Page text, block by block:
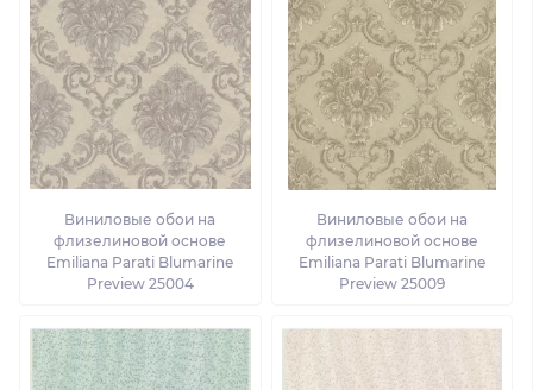
Виниловые обои на
флизелиновой основе
Emiliana Parati Blumarine
Preview 25004
Виниловые обои на
флизелиновой основе
Emiliana Parati Blumarine
Preview 25009